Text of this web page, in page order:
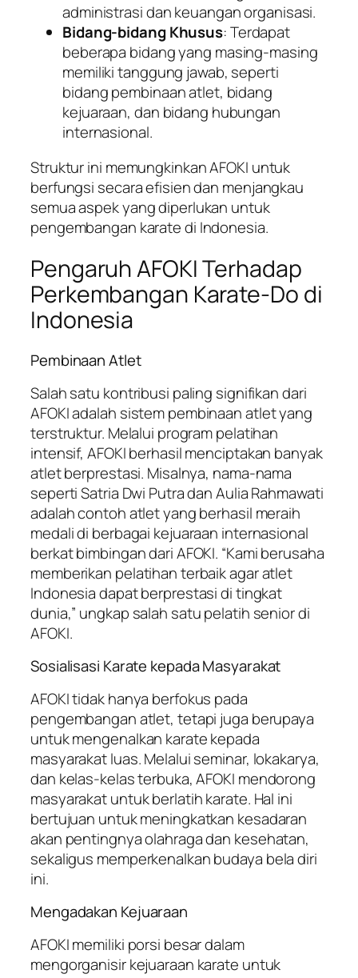
administrasi dan keuangan organisasi.
Bidang-bidang Khusus: Terdapat
beberapa bidang yang masing-masing
memiliki tanggung jawab, seperti
bidang pembinaan atlet, bidang
kejuaraan, dan bidang hubungan
internasional.
Struktur ini memungkinkan AFOKI untuk
berfungsi secara efisien dan menjangkau
semua aspek yang diperlukan untuk
pengembangan karate di Indonesia.
Pengaruh AFOKI Terhadap
Perkembangan Karate-Do di
Indonesia
Pembinaan Atlet
Salah satu kontribusi paling signifikan dari
AFOKI adalah sistem pembinaan atlet yang
terstruktur. Melalui program pelatihan
intensif, AFOKI berhasil menciptakan banyak
atlet berprestasi. Misalnya, nama-nama
seperti Satria Dwi Putra dan Aulia Rahmawati
adalah contoh atlet yang berhasil meraih
medali di berbagai kejuaraan internasional
berkat bimbingan dari AFOKI. “Kami berusaha
memberikan pelatihan terbaik agar atlet
Indonesia dapat berprestasi di tingkat
dunia,” ungkap salah satu pelatih senior di
AFOKI.
Sosialisasi Karate kepada Masyarakat
AFOKI tidak hanya berfokus pada
pengembangan atlet, tetapi juga berupaya
untuk mengenalkan karate kepada
masyarakat luas. Melalui seminar, lokakarya,
dan kelas-kelas terbuka, AFOKI mendorong
masyarakat untuk berlatih karate. Hal ini
bertujuan untuk meningkatkan kesadaran
akan pentingnya olahraga dan kesehatan,
sekaligus memperkenalkan budaya bela diri
ini.
Mengadakan Kejuaraan
AFOKI memiliki porsi besar dalam
mengorganisir kejuaraan karate untuk